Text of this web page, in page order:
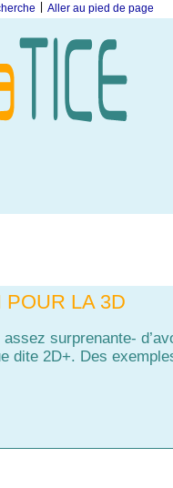
Aller au pied de page
POUR LA 3D
surprenante-
dite 2D+. Des